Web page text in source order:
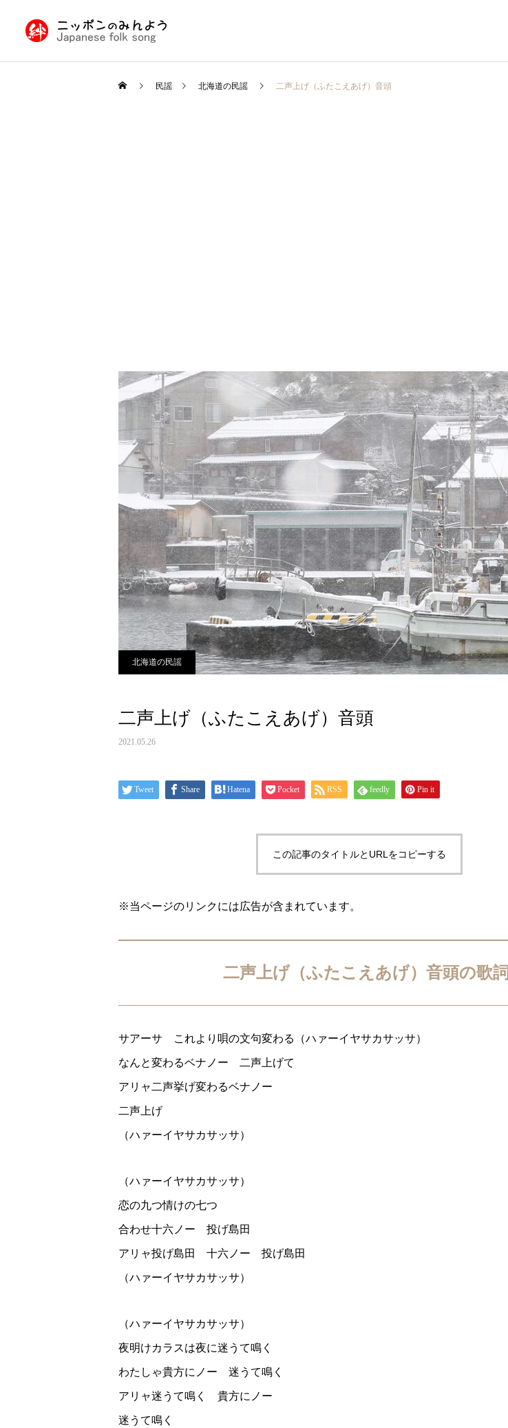
民謡 北海道の民謡 二声上げ（ふたこえあげ）音頭
北海道の民謡
二声上げ（ふたこえあげ）音頭
2021.05.26
Tweet Share Hatena Pocket RSS feedly Pin it
この記事のタイトルとURLをコピーする
※当ページのリンクには広告が含まれています。
二声上げ（ふたこえあげ）音頭の歌詞
サアーサ これより唄の文句変わる（ハァーイヤサカサッサ）
なんと変わるベナノー 二声上げて
アリャ二声挙げ変わるベナノー
二声上げ
（ハァーイヤサカサッサ）
（ハァーイヤサカサッサ）
恋の九つ情けの七つ
合わせ十六ノー 投げ島田
アリャ投げ島田 十六ノー 投げ島田
（ハァーイヤサカサッサ）
（ハァーイヤサカサッサ）
夜明けカラスは夜に迷うて鳴く
わたしゃ貴方にノー 迷うて鳴く
アリャ迷うて鳴く 貴方にノー
迷うて鳴く